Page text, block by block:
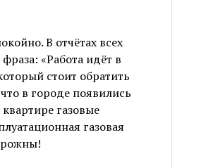
В отчётах всех
«Работа идёт в
стоит обратить
в городе появились
газовые
газовая